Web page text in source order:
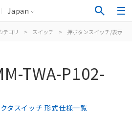
Japan
テゴリ > スイッチ > 押ボタンスイッチ/表示灯
TWA-P102-
タスイッチ 形式仕様一覧